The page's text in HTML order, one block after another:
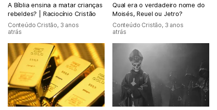
A Bíblia ensina a matar crianças
rebeldes? | Raciocínio Cristão
Conteúdo Cristão, 3 anos
atrás
Qual era o verdadeiro nome do
Moisés, Reuel ou Jetro?
Conteúdo Cristão, 3 anos
atrás